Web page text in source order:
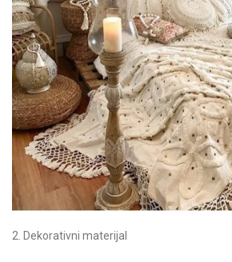
2. Dekorativni materijal